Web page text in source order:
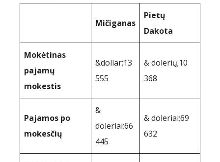
Mičiganas
Pietų
Dakota
Mokėtinas
pajamų
mokestis
&dollar;13
555
& dolerių;10
368
Pajamos po
mokesčių
&
doleriai;66
445
& doleriai;69
632